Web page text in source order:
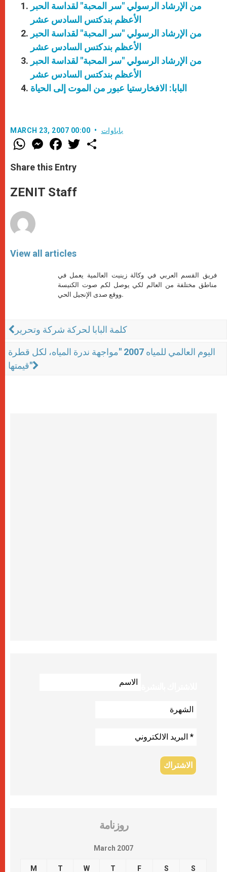
من الإرشاد الرسولي "سر المحبة" لقداسة الحبر
الأعظم بندكتس السادس عشر
من الإرشاد الرسولي "سر المحبة" لقداسة الحبر
الأعظم بندكتس السادس عشر
من الإرشاد الرسولي "سر المحبة" لقداسة الحبر
الأعظم بندكتس السادس عشر
البابا: الافخارستيا عبور من الموت إلى الحياة
MARCH 23, 2007 00:00 باباوات
W
h
t
s
p
p
M
e
s
e
g
e
F
a
e
b
o
k
w
Share this Entry
ZENIT Staff
View all articles
فريق القسم العربي في وكالة زينيت العالمية يعمل في
مناطق مختلفة من العالم لكي يوصل لكم صوت الكنيسة
ووقع صدى الإنجيل الحي.
كلمة البابا لحركة شركة وتحرير
اليوم العالمي للمياه 2007 "مواجهة ندرة المياه، لكل قطرة
قيمتها"
روزنامة
March 2007
M T W T F S S